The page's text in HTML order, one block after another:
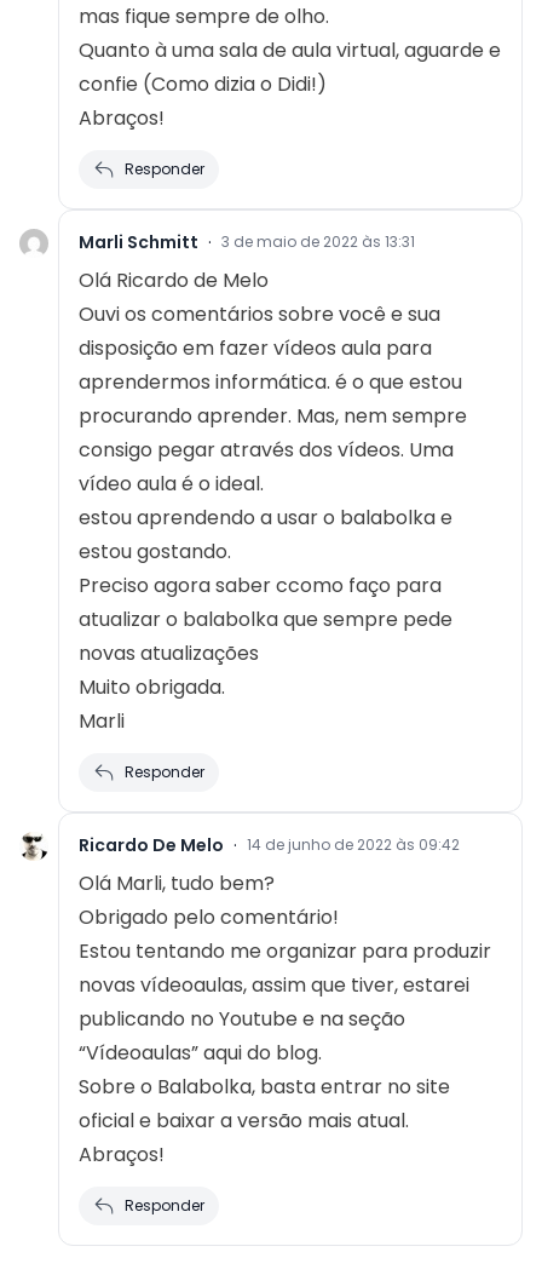
mas fique sempre de olho.
Quanto à uma sala de aula virtual, aguarde e
confie (Como dizia o Didi!)
Abraços!
Responder
Marli Schmitt · 3 de maio de 2022 às 13:31
Olá Ricardo de Melo
Ouvi os comentários sobre você e sua
disposição em fazer vídeos aula para
aprendermos informática. é o que estou
procurando aprender. Mas, nem sempre
consigo pegar através dos vídeos. Uma
vídeo aula é o ideal.
estou aprendendo a usar o balabolka e
estou gostando.
Preciso agora saber ccomo faço para
atualizar o balabolka que sempre pede
novas atualizações
Muito obrigada.
Marli
Responder
Ricardo De Melo · 14 de junho de 2022 às 09:42
Olá Marli, tudo bem?
Obrigado pelo comentário!
Estou tentando me organizar para produzir
novas vídeoaulas, assim que tiver, estarei
publicando no Youtube e na seção
“Vídeoaulas” aqui do blog.
Sobre o Balabolka, basta entrar no site
oficial e baixar a versão mais atual.
Abraços!
Responder